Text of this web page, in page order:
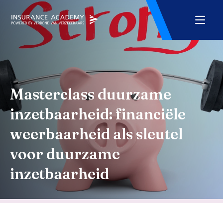
Masterclass duurzame
inzetbaarheid: financiële
weerbaarheid als sleutel
voor duurzame
inzetbaarheid